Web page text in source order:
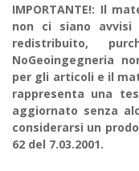
IMPORTANTE!: Il
non ci siano avvisi
redistribuito,
NoGeoingegneria
per gli articoli e il
rappresenta una
aggiornato senza
considerarsi un
62 del 7.03.2001.